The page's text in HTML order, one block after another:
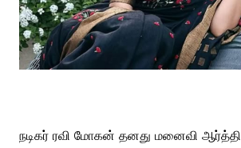
நடிகர் ரவி மோகன் தனது மனைவி ஆர்த்தி